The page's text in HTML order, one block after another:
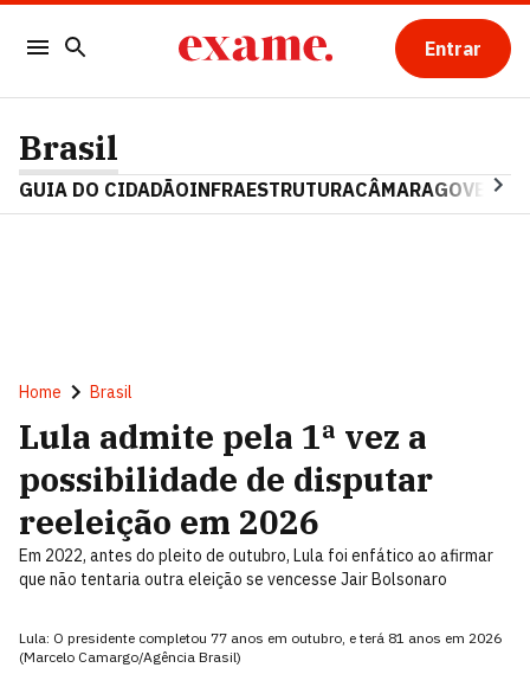
Entrar
Brasil
GUIA DO CIDADÃOINFRAESTRUTURACÂMARAGOVERNO
Home Brasil
Lula admite pela 1ª vez a
possibilidade de disputar
reeleição em 2026
Em 2022, antes do pleito de outubro, Lula foi enfático ao afirmar
que não tentaria outra eleição se vencesse Jair Bolsonaro
Lula: O presidente completou 77 anos em outubro, e terá 81 anos em 2026
(Marcelo Camargo/Agência Brasil)